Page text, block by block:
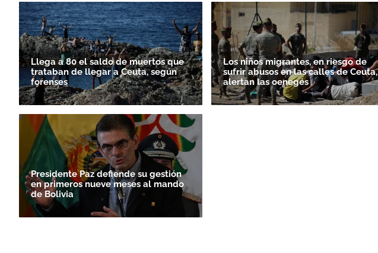
Llega a 80 el saldo de muertos que
trataban de llegar a Ceuta, según
forenses
Los niños migrantes, en riesgo de
sufrir abusos en las calles de Ceuta,
alertan las oenegés
Presidente Paz defiende su gestión
en primeros nueve meses al mando
de Bolivia